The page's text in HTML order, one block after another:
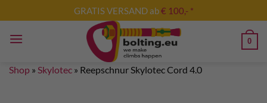
to
content
GRATIS VERSAND ab€ 100,- *
0
Shop » Skylotec » Reepschnur Skylotec Cord 4.0